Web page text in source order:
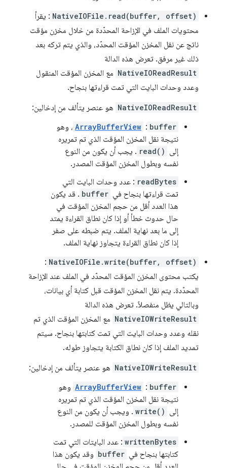
NativeIOFile.read(buffer, offset) : يقرأ
محتويات الملف في الإزاحة المحدّدة من خلال مخزن مؤقت
ناتج عن نقل المخزن المؤقت المحدّد، والذي يتم تركه بعد
ذلك غير مرفق. تعرض هذه الدالة
NativeIOReadResult مع المخزن المؤقت المنقول
وعدد وحدات البايت التي تمت قراءتها بنجاح.
NativeIOReadResult هو عنصر يتألف من إدخالين:
buffer
:
ArrayBufferView ، وهو
نتيجة نقل المخزن المؤقت الذي تم تمريره
إلى read() . يجب أن يكون من النوع
نفسه وبطول المخزن المؤقت المصدر.
readBytes : عدد وحدات البايت التي
تمت قراءتها بنجاح في buffer . قد يكون
هذا العدد أقل من حجم المخزن المؤقت في
حال حدوث خطأ أو إذا كان نطاق القراءة يمتد
إلى ما بعد نهاية الملف. يتم ضبطه على صفر
إذا كان نطاق القراءة يتجاوز نهاية الملف.
NativeIOFile.write(buffer, offset)
:
يكتب محتوى المخزن المؤقت المحدّد في الملف عند الإزاحة
المحدّدة. يتم نقل المخزن المؤقت قبل كتابة أي بيانات،
وبالتالي يظل منفصلاً. تعرض هذه الدالة
NativeIOWriteResult مع المخزن المؤقت الذي تم
نقله وعدد وحدات البايت التي تمت كتابتها بنجاح. سيتم
تمديد الملف إذا كان نطاق الكتابة يتجاوز طوله.
NativeIOWriteResult هو عنصر يتألف من إدخالين:
buffer
:
ArrayBufferView وهو
نتيجة نقل المخزن المؤقت الذي تم تمريره
إلى write() . ويجب أن يكون من النوع
نفسه وبطول المخزن المؤقت للمصدر.
writtenBytes : عدد البايتات التي تمت
كتابتها بنجاح في buffer وقد يكون هذا